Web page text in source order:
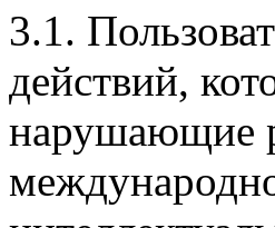
3.1.
действий,
нарушающие